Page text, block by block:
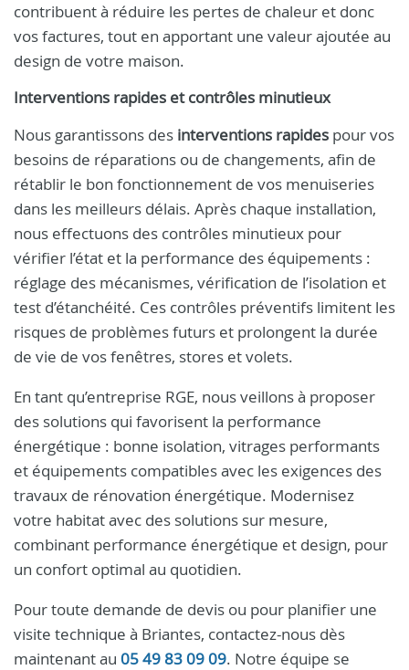
contribuent à réduire les pertes de chaleur et donc
vos factures, tout en apportant une valeur ajoutée au
design de votre maison.
Interventions rapides et contrôles minutieux
Nous garantissons des interventions rapides pour vos
besoins de réparations ou de changements, afin de
rétablir le bon fonctionnement de vos menuiseries
dans les meilleurs délais. Après chaque installation,
nous effectuons des contrôles minutieux pour
vérifier l’état et la performance des équipements :
réglage des mécanismes, vérification de l’isolation et
test d’étanchéité. Ces contrôles préventifs limitent les
risques de problèmes futurs et prolongent la durée
de vie de vos fenêtres, stores et volets.
En tant qu’entreprise RGE, nous veillons à proposer
des solutions qui favorisent la performance
énergétique : bonne isolation, vitrages performants
et équipements compatibles avec les exigences des
travaux de rénovation énergétique. Modernisez
votre habitat avec des solutions sur mesure,
combinant performance énergétique et design, pour
un confort optimal au quotidien.
Pour toute demande de devis ou pour planifier une
visite technique à Briantes, contactez-nous dès
maintenant au 05 49 83 09 09. Notre équipe se